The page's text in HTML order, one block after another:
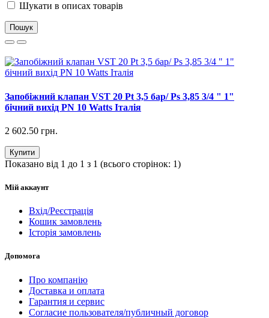
Шукати в описах товарів
Запобіжний клапан VST 20 Pt 3,5 бар/ Ps 3,85 3/4 " 1"
бічний вихід PN 10 Watts Італія
2 602.50 грн.
Купити
Показано від 1 до 1 з 1 (всього сторінок: 1)
Мій аккаунт
Вхід/Реєстрація
Кошик замовлень
Історія замовлень
Допомога
Про компанію
Доставка и оплата
Гарантия и сервис
Согласие пользователя/публичный договор